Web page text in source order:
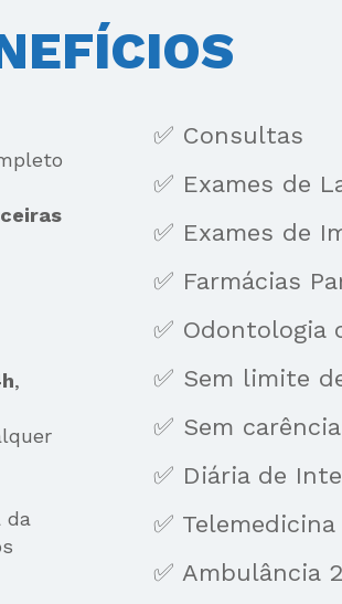
✅ Consultas
✅ Exames de
✅ Exames de
✅ Farmácias
✅ Odontologia
✅ Sem limite
✅ Sem carência
✅ Diária de
✅
✅ Ambulância
,
da